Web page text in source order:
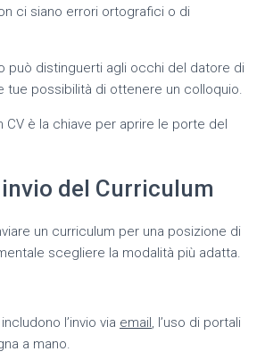
ci siano errori ortografici o di
può distinguerti agli occhi del datore di
tue possibilità di ottenere un colloquio.
CV è la chiave per aprire le porte del
del Curriculum
un curriculum per una posizione di
scegliere la modalità più adatta.
l’invio via email, l’uso di portali
a mano.